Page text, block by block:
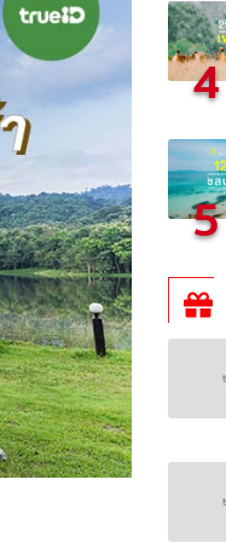
4
5